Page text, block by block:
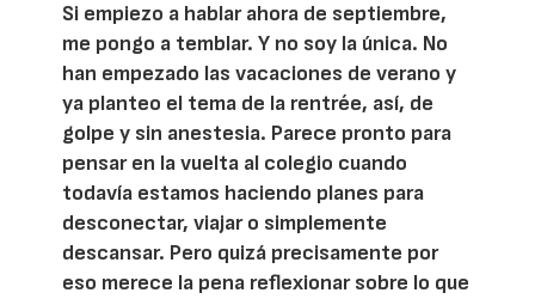
Si empiezo a hablar ahora de septiembre,
me pongo a temblar. Y no soy la única. No
han empezado las vacaciones de verano y
ya planteo el tema de la rentrée, así, de
golpe y sin anestesia. Parece pronto para
pensar en la vuelta al colegio cuando
todavía estamos haciendo planes para
desconectar, viajar o simplemente
descansar. Pero quizá precisamente por
eso merece la pena reflexionar sobre lo que